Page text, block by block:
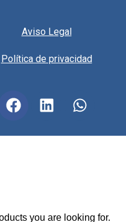
Aviso Legal
Política de privacidad
you are looking for.